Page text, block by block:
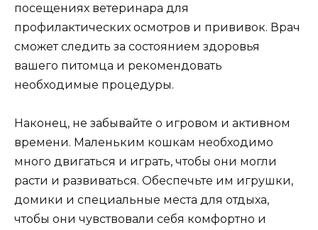
посещениях ветеринара для
профилактических осмотров и прививок. Врач
сможет следить за состоянием здоровья
вашего питомца и рекомендовать
необходимые процедуры.
Наконец, не забывайте о игровом и активном
времени. Маленьким кошкам необходимо
много двигаться и играть, чтобы они могли
расти и развиваться. Обеспечьте им игрушки,
домики и специальные места для отдыха,
чтобы они чувствовали себя комфортно и